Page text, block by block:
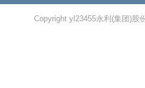
Copyright yl23455永利(集团)